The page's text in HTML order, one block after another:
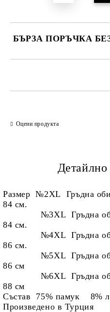
БЪРЗА ПОРЪЧКА
Оцени продукта
Размер №2XL Гръдна
84 см.
№3XL Гръдна
84 см.
№4XL Гръдна
86 см.
№5XL Гръдна
86 см
№6XL Гръдна
88 см
Състав 75% памук 8%
Произведено в Турция